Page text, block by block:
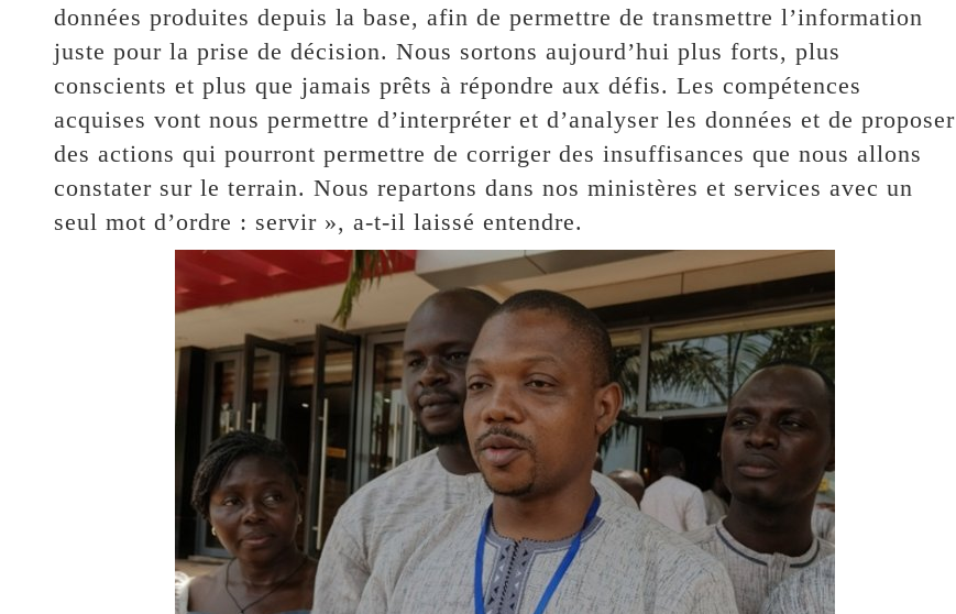
données produites depuis la base, afin de permettre de transmettre l’information
juste pour la prise de décision. Nous sortons aujourd’hui plus forts, plus
conscients et plus que jamais prêts à répondre aux défis. Les compétences
acquises vont nous permettre d’interpréter et d’analyser les données et de proposer
des actions qui pourront permettre de corriger des insuffisances que nous allons
constater sur le terrain. Nous repartons dans nos ministères et services avec un
seul mot d’ordre : servir », a-t-il laissé entendre.